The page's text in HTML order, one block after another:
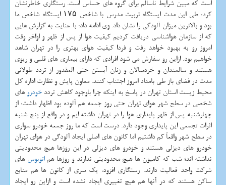
است كه مبین شرایط ناسالم برای گروه های حساس است. رستگاری خاطرنشان
كرد: طی این مدت ایستگاه تربیت مدرس با شاخص ۱۷۵ ایستگاه شاخص ما
بود و بالاترین میزان آلودگی را نشان داد. وی ادامه داد: با عنایت به گزارش هایی
كه از سازمان هواشناسی دریافت كردیم كیفیت هوا از پس از ظهر و اواخر وقت
امروز رو به بهبود خواهد رفت و فردا كیفیت هوای بهتری را در تهران شاهد
خواهیم بود. ازاین رو سفارش می شود افرادی كه دارای بیماری های قلبی و ریوی
هستند و سالمندان و خردسالان و زنان آبستن حتی المقدور از تردد طولانی
مدت در فضای باز طی بامداد امروز اجتناب كنند. معاون پایش و نظارت اداره كل
محیط زیست استان تهران در پاسخ به اینكه چرا باوجود كاهش تردد خودروهای
شخصی در سطح شهر هوای تهران حتی روز جمعه هم آلوده بود اظهار داشت: از
چهارشنبه پس از ظهر پایداری هوا را در تهران داشته ایم و در واقع از پنج شنبه
اثرات تجمعی این پایداری وجود دارد. درست است كه ما روز جمعه خودرو سواری
در سطح شهر واقعاً كم داشتیم اما كانون های اصلی ایجاد آلودگی در هوای تهران
خودرو های دیزلی هستند و خودرو های دیزلی در این روزها هیچ محدودیتی
نداشته اند؛ شب كه كامیون ها هیچ محدودیتی ندارند و روزها هماتوبوس های
شركت واحد فعالیت دارند. رستگاری افزود: یك سری از كانون ها هم منابع
ساكن هستند كه در آنها هم هیچ تغییری ایجاد نشده است و ازاین رو ایجاد